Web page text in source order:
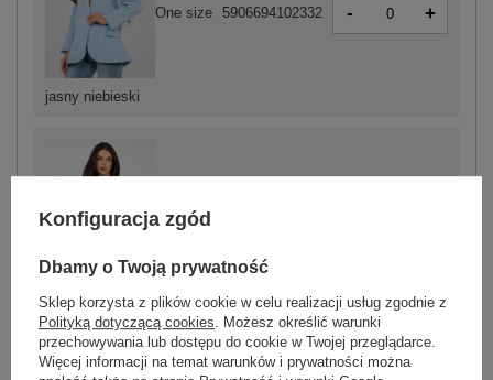
jasny niebieski
One size 5906694102332 - +
miętowy
One size
Zobacz wszystkie kolory (+4)
Konfiguracja zgód
Dbamy o Twoją prywatność
Sklep korzysta z plików cookie w celu realizacji usług zgodnie z
Polityką dotyczącą cookies . Możesz określić warunki
przechowywania lub dostępu do cookie w Twojej przeglądarce.
Więcej informacji na temat warunków i prywatności można